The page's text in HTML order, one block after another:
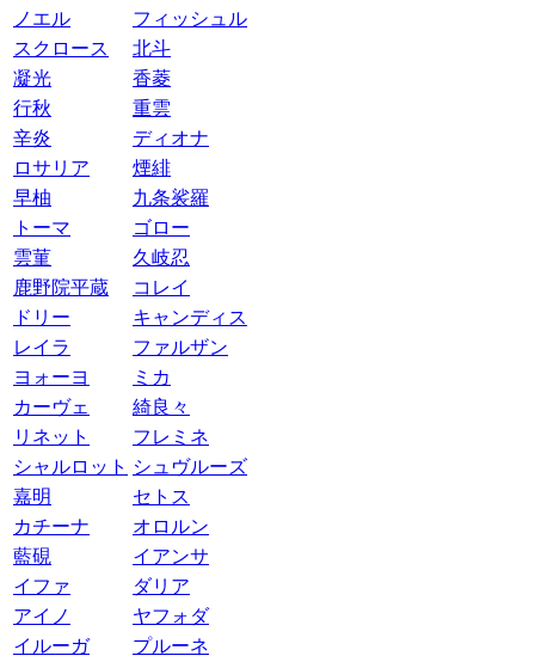
ノエル
フィッシュル
スクロース
北斗
凝光
香菱
行秋
重雲
辛炎
ディオナ
ロサリア
煙緋
早柚
九条裟羅
トーマ
ゴロー
雲菫
久岐忍
鹿野院平蔵
コレイ
ドリー
キャンディス
レイラ
ファルザン
ヨォーヨ
ミカ
カーヴェ
綺良々
リネット
フレミネ
シャルロット シュヴルーズ
嘉明
セトス
カチーナ
オロルン
藍硯
イアンサ
イファ
ダリア
アイノ
ヤフォダ
イルーガ
プルーネ